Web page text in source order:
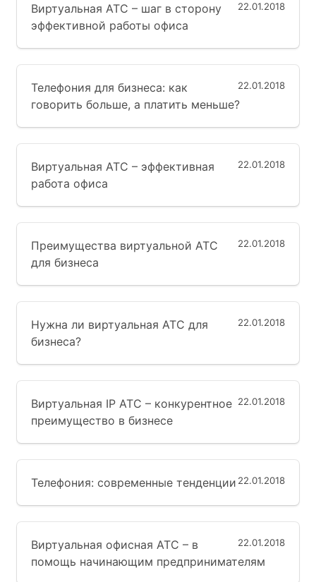
22.01.2018
Виртуальная АТС – шаг в сторону
эффективной работы офиса
22.01.2018
Телефония для бизнеса: как
говорить больше, а платить меньше?
22.01.2018
Виртуальная АТС – эффективная
работа офиса
22.01.2018
Преимущества виртуальной АТС
для бизнеса
22.01.2018
Нужна ли виртуальная АТС для
бизнеса?
22.01.2018
Виртуальная IP АТС – конкурентное
преимущество в бизнесе
22.01.2018
Телефония: современные тенденции
22.01.2018
Виртуальная офисная АТС – в
помощь начинающим предпринимателям